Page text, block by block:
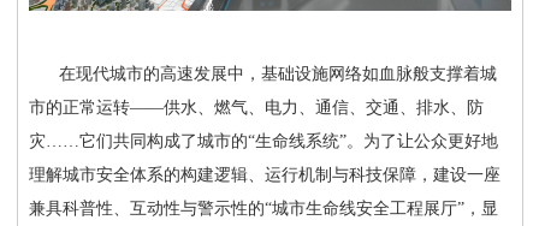
在现代城市的高速发展中，基础设施网络如血脉般支撑着城
市的正常运转——供水、燃气、电力、通信、交通、排水、防
灾……它们共同构成了城市的“生命线系统”。为了让公众更好地
理解城市安全体系的构建逻辑、运行机制与科技保障，建设一座
兼具科普性、互动性与警示性的“城市生命线安全工程展厅”，显